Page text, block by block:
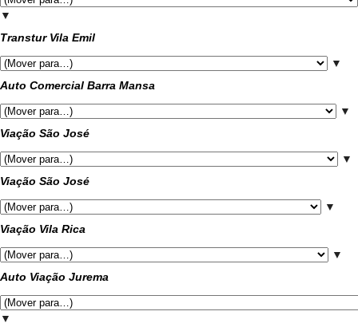
▼
Transtur Vila Emil
▼
Auto Comercial Barra Mansa
▼
Viação São José
▼
Viação São José
▼
Viação Vila Rica
▼
Auto Viação Jurema
▼